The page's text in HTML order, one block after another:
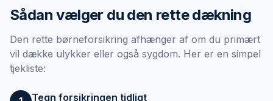
Sådan vælger du den rette dækning
Den rette børneforsikring afhænger af om du primært
vil dække ulykker eller også sygdom. Her er en simpel
tjekliste:
Tegn forsikringen tidligt